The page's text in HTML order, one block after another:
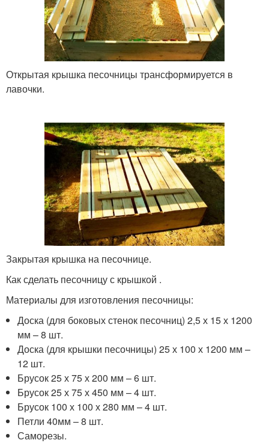
Открытая крышка песочницы трансформируется в
лавочки.
Закрытая крышка на песочнице.
Как сделать песочницу с крышкой .
Материалы для изготовления песочницы:
Доска (для боковых стенок песочниц) 2,5 х 15 х 1200
мм – 8 шт.
Доска (для крышки песочницы) 25 х 100 х 1200 мм –
12 шт.
Брусок 25 х 75 х 200 мм – 6 шт.
Брусок 25 х 75 х 450 мм – 4 шт.
Брусок 100 х 100 х 280 мм – 4 шт.
Петли 40мм – 8 шт.
Саморезы.